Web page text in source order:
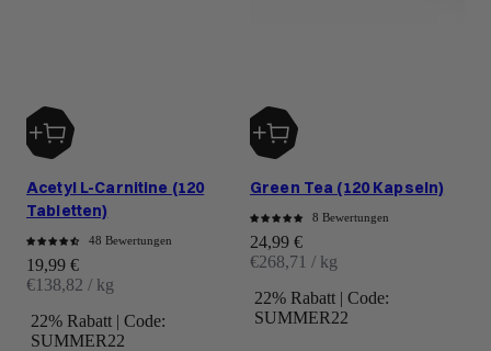
Acetyl L-Carnitine (120
Tabletten)
48 Bewertungen
Angebot
19,99 €
€138,82 / kg
22% Rabatt | Code:
SUMMER22
Green Tea (120 Kapseln)
8 Bewertungen
Angebot
24,99 €
€268,71 / kg
22% Rabatt | Code:
SUMMER22